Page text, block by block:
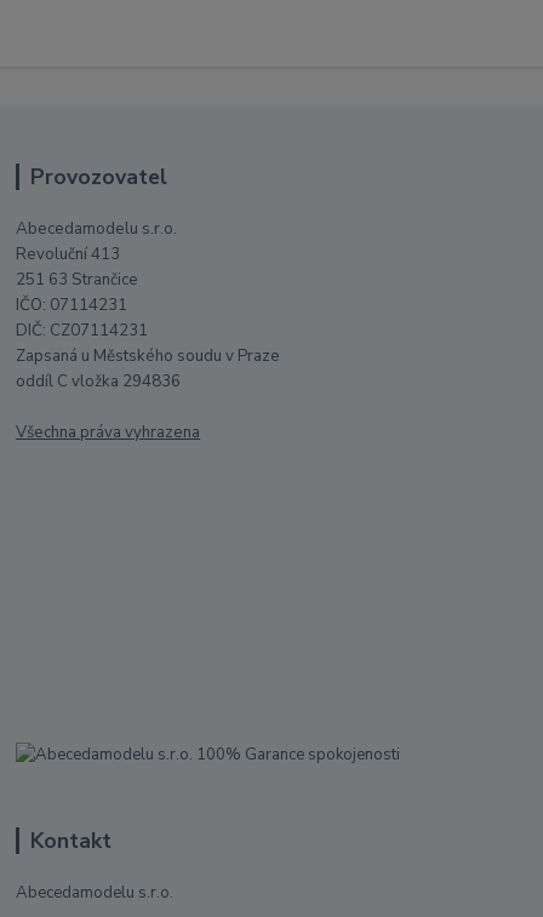
Provozovatel
Abecedamodelu s.r.o.
Revoluční 413
251 63 Strančice
IČO: 07114231
DIČ: CZ07114231
Zapsaná u Městského soudu v Praze
oddíl C vložka 294836
Všechna práva vyhrazena
Kontakt
Abecedamodelu s.r.o.